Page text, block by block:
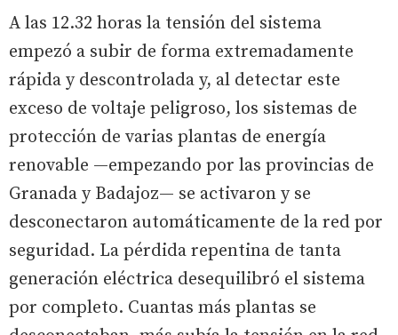
A las 12.32 horas la tensión del sistema
empezó a subir de forma extremadamente
rápida y descontrolada y, al detectar este
exceso de voltaje peligroso, los sistemas de
protección de varias plantas de energía
renovable —empezando por las provincias de
Granada y Badajoz— se activaron y se
desconectaron automáticamente de la red por
seguridad. La pérdida repentina de tanta
generación eléctrica desequilibró el sistema
por completo. Cuantas más plantas se